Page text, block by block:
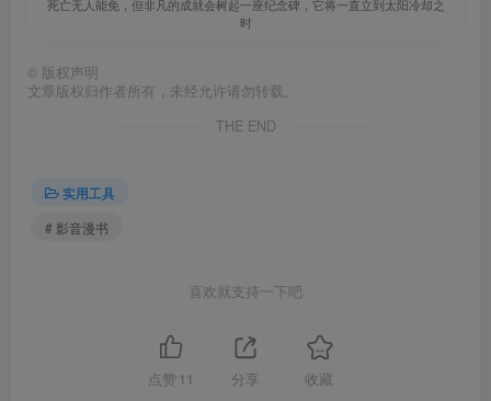
死亡无人能免，但非凡的成就会树起一座纪念碑，它将一直立到太阳冷却之
时
© 版权声明
文章版权归作者所有，未经允许请勿转载。
THE END
实用工具
# 影音漫书
喜欢就支持一下吧
点赞 11 分享 收藏